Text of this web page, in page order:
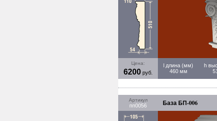
Цена:
6200 руб.
l длина (мм)
460 мм
h
Артикул
пп0056 База БП-006